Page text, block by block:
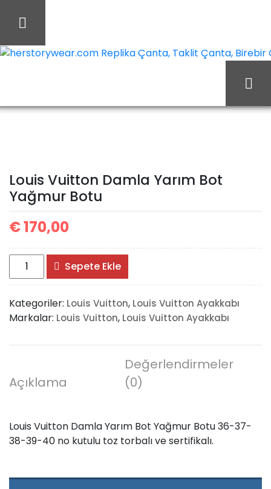
Louis Vuitton Ayakkabı
Yarım Bot Yağmur Botu
Louis Vuitton Damla Yarım Bot
Yağmur Botu
€170,00
Louis
Vuitton
Damla
Yarım
Bot
Botu
Sepete Ekle
Kategoriler: Louis Vuitton, Louis Vuitton Ayakkabı
Markalar: Louis Vuitton, Louis Vuitton Ayakkabı
Açıklama
Değerlendirmeler
(0)
Louis Vuitton Damla Yarım Bot Yağmur Botu 36-37-
38-39-40 no kutulu toz torbalı ve sertifikalı.